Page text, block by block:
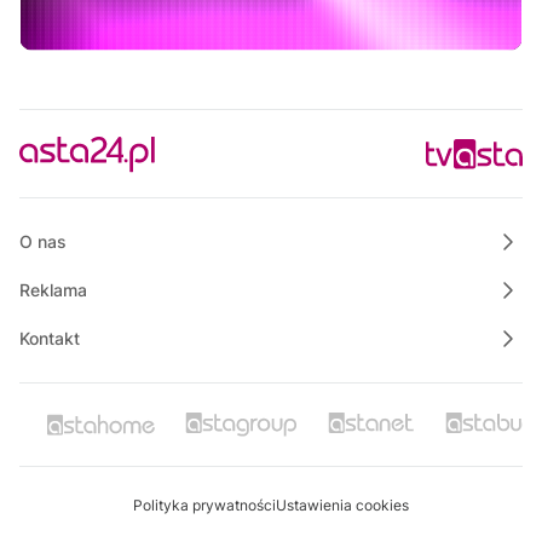
Na szczęście piątek
12:30
13:00
Praktycznie o nieruchomościach
13:50
O nas
Reklama
Kontakt
Polityka prywatnościUstawienia cookies